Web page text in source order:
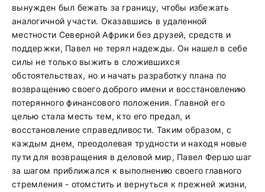
вынужден был бежать за границу, чтобы избежать
аналогичной участи. Оказавшись в удаленной
местности Северной Африки без друзей, средств и
поддержки, Павел не терял надежды. Он нашел в себе
силы не только выжить в сложившихся
обстоятельствах, но и начать разработку плана по
возвращению своего доброго имени и восстановлению
потерянного финансового положения. Главной его
целью стала месть тем, кто его предал, и
восстановление справедливости. Таким образом, с
каждым днем, преодолевая трудности и находя новые
пути для возвращения в деловой мир, Павел Фершо шаг
за шагом приближался к выполнению своего главного
стремления - отомстить и вернуться к прежней жизни,